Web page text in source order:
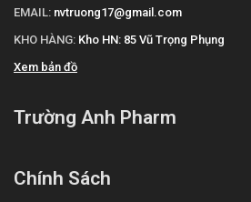
EMAIL: nvtruong17@gmail.com
KHO HÀNG: Kho HN: 85 Vũ Trọng Phụng
Xem bản đồ
Trường Anh Pharm
Chính Sách